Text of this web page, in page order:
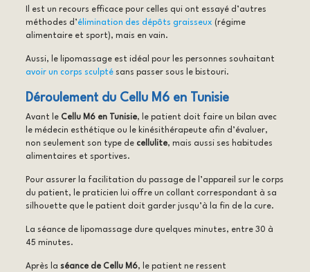
Il est un recours efficace pour celles qui ont essayé d’autres
méthodes d’élimination des dépôts graisseux (régime
alimentaire et sport), mais en vain.
Aussi, le lipomassage est idéal pour les personnes souhaitant
avoir un corps sculptésans passer sous le bistouri.
Déroulement du Cellu M6 en Tunisie
Avant le Cellu M6 en Tunisie, le patient doit faire un bilan avec
le médecin esthétique ou le kinésithérapeute afin d’évaluer,
non seulement son type de cellulite, mais aussi ses habitudes
alimentaires et sportives.
Pour assurer la facilitation du passage de l’appareil sur le corps
du patient, le praticien lui offre un collant correspondant à sa
silhouette que le patient doit garder jusqu’à la fin de la cure.
La séance de lipomassage dure quelques minutes, entre 30 à
45 minutes.
Après la séance de Cellu M6, le patient ne ressent